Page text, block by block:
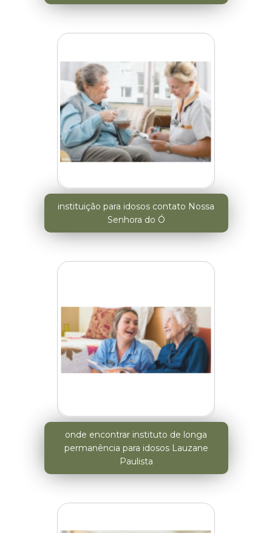
instituição para idosos contato Nossa
Senhora do Ó
onde encontrar instituto de longa
permanência para idosos Lauzane
Paulista